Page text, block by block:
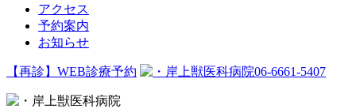
アクセス
予約案内
お知らせ
【再診】WEB診療予約 06-6661-5407